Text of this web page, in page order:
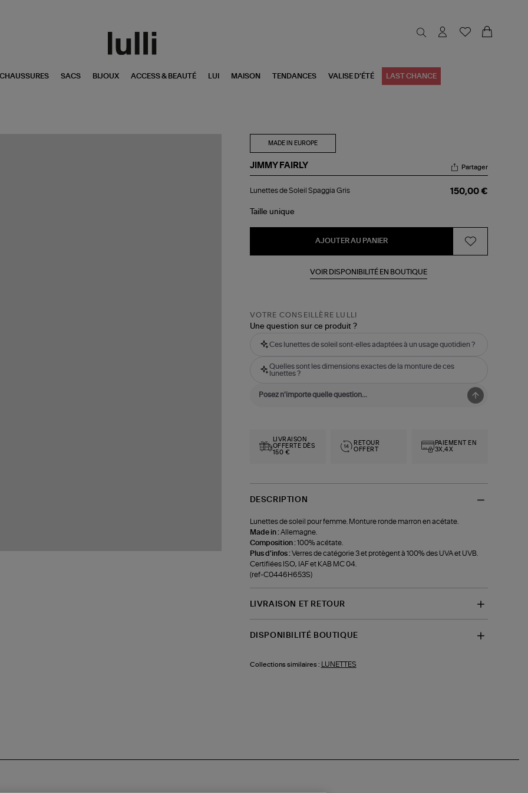
CHAUSSURES SACS BIJOUX ACCESS & BEAUTÉ LUI MAISON TENDANCES VALISE D'ÉTÉ LAST CHANCE
MADE IN EUROPE
JIMMY FAIRLY
de
Spaggia
Partager
Lunettes de Soleil Spaggia Gris 150,00 €
Taille unique
AJOUTER AU PANIER
VOIR DISPONIBILITÉ EN BOUTIQUE
VOTRE CONSEILLÈRE LULLI
Une question sur ce produit ?
Ces lunettes de soleil sont-elles adaptées à un usage quotidien ?
Quelles sont les dimensions exactes de la monture de ces
lunettes ?
LIVRAISON
OFFERTE DÈS
150 €
RETOUR
OFFERT
PAIEMENT EN
3X,4X
DESCRIPTION
Lunettes de soleil pour femme. Monture ronde marron en acétate.
Made in :Allemagne.
Composition :100% acétate.
Plus d'infos :Verres de catégorie 3 et protègent à 100% des UVA et UVB.
Certifiées ISO, IAF et KAB MC 04.
(ref-C0446H653S)
LIVRAISON ET RETOUR
DISPONIBILITÉ BOUTIQUE
Collections similaires : LUNETTES